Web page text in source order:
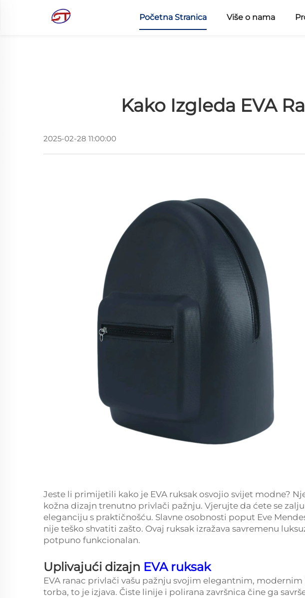
Početna Stranica Više o nama
Kako Izgleda EVA
2025-02-28 11:00:00
Jeste li primijetili kako je EVA ruksak osvojio svijet modne?
kožna dizajn trenutno privlači pažnju. Vjerujte da ćete se
eleganciju s praktičnošću. Slavne osobnosti poput Eve
nije teško shvatiti zašto. Ovaj ruksak izražava savremenu
potpuno funkcionalan.
Uplivajući dizajn EVA ruksak
EVA ranac privlači vašu pažnju svojim elegantnim,
torba, to je izjava. Čiste linije i polirana završnica čine ga